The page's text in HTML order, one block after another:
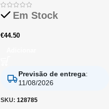
Em Stock
€44.50
Previsão de entrega:
11/08/2026
SKU: 128785